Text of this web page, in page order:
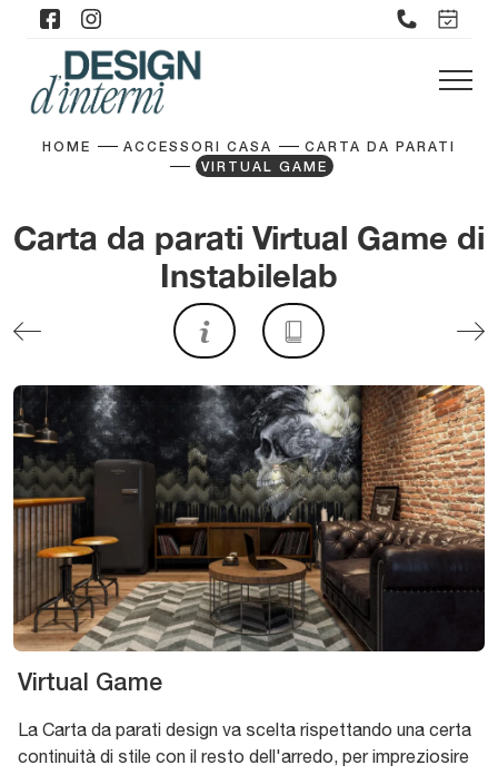
HOME ACCESSORI CASA
CARTA DA PARATI
VIRTUAL GAME
Carta da parati Virtual Game di
Instabilelab
Virtual Game
La Carta da parati design va scelta rispettando una certa
continuità di stile con il resto dell'arredo, per impreziosire